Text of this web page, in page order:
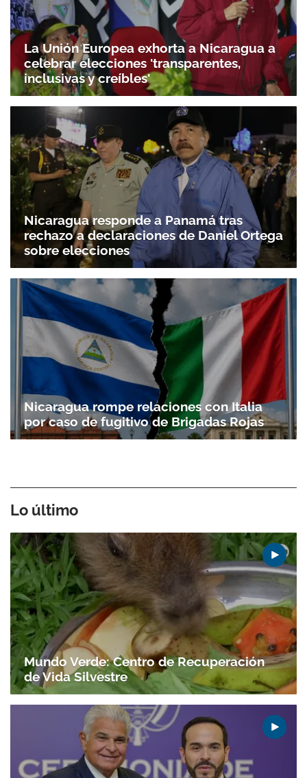
La Unión Europea exhorta a Nicaragua a
celebrar elecciones 'transparentes,
inclusivas y creíbles'
Nicaragua responde a Panamá tras
rechazo a declaraciones de Daniel Ortega
sobre elecciones
Nicaragua rompe relaciones con Italia
por caso de fugitivo de Brigadas Rojas
Lo último
Mundo Verde: Centro de Recuperación
de Vida Silvestre